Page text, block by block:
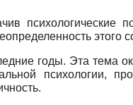
психологические
этого
годы. Эта тема
психологии,